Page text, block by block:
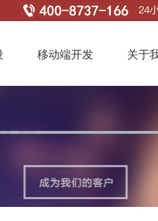
移动端开发 关于